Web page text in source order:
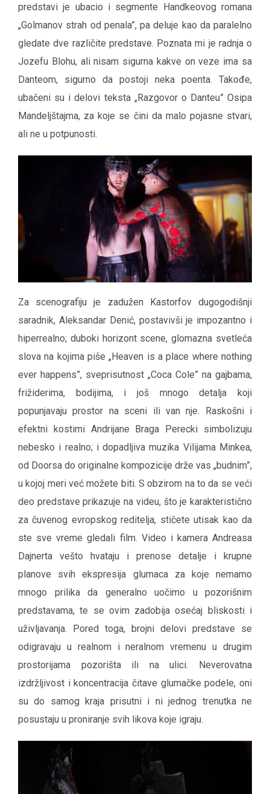
predstavi je ubacio i segmente Handkeovog romana
„Golmanov strah od penala”, pa deluje kao da paralelno
gledate dve različite predstave. Poznata mi je radnja o
Jozefu Blohu, ali nisam sigurna kakve on veze ima sa
Danteom, sigurno da postoji neka poenta. Takođe,
ubačeni su i delovi teksta „Razgovor o Danteu” Osipa
Mandeljštajma, za koje se čini da malo pojasne stvari,
ali ne u potpunosti.
Za scenografiju je zadužen Kastorfov dugogodišnji
saradnik, Aleksandar Denić, postavivši je impozantno i
hiperrealno; duboki horizont scene, glomazna svetleća
slova na kojima piše „Heaven is a place where nothing
ever happens”, sveprisutnost „Coca Cole” na gajbama,
frižiderima, bodijima, i još mnogo detalja koji
popunjavaju prostor na sceni ili van nje. Raskošni i
efektni kostimi Andrijane Braga Perecki simbolizuju
nebesko i realno; i dopadljiva muzika Vilijama Minkea,
od Doorsa do originalne kompozicije drže vas „budnim”,
u kojoj meri već možete biti. S obzirom na to da se veći
deo predstave prikazuje na videu, što je karakteristično
za čuvenog evropskog reditelja, stičete utisak kao da
ste sve vreme gledali film. Video i kamera Andreasa
Dajnerta vešto hvataju i prenose detalje i krupne
planove svih ekspresija glumaca za koje nemamo
mnogo prilika da generalno uočimo u pozorišnim
predstavama, te se ovim zadobija osećaj bliskosti i
uživljavanja. Pored toga, brojni delovi predstave se
odigravaju u realnom i neralnom vremenu u drugim
prostorijama pozorišta ili na ulici. Neverovatna
izdržljivost i koncentracija čitave glumačke podele, oni
su do samog kraja prisutni i ni jednog trenutka ne
posustaju u proniranje svih likova koje igraju.